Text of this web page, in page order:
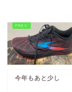
今年もあと少し